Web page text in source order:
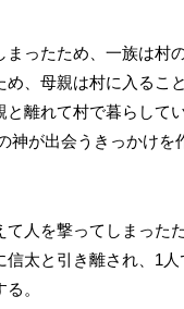
ったため、一族は村
、母親は村に入るこ
離れて村で暮らして
が出会うきっかけを
人を撃ってしまった
太と引き離され、1人
。